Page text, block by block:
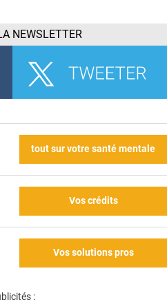
NEWSLETTER
tout sur votre santé mentale
Vos crédits
Vos solutions pros
: